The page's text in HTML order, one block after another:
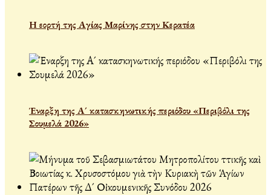
Η εορτή της Αγίας Μαρίνης στην Κερατέα
Έναρξη της Α´ κατασκηνωτικής περιόδου «Περιβόλι της
Σουμελά 2026»